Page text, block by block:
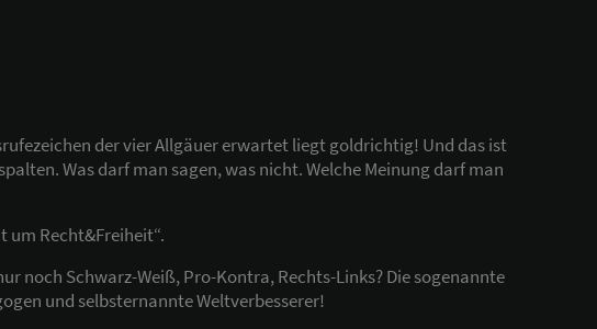
der vier Allgäuer erwartet liegt goldrichtig! Und das ist
Was darf man sagen, was nicht. Welche Meinung darf man
um Recht&Freiheit“.
noch Schwarz-Weiß, Pro-Kontra, Rechts-Links? Die sogenannte
und selbsternannte Weltverbesserer!